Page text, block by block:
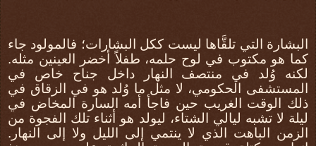
البشارة التي تلقَّاها ليست ككل البشارات؛ فالمولود جاء
كما هو مكتوب في لوح حلمه، طفلاً أخضر العينين مثله.
لكنه وُلد في منتصف النهار داخل جناح خاص في
المستشفى الحكومي، لا مثل ما وُلد هو في الزقاق في
ذلك الوقت الغريب حين فاجأ أمه السارة المخاض في
ليلة لا تشبه ليالي الشتاء، ليولد هو أثناء تلك الفجوة من
الزمن الباهت الذي لا ينتمي إلى الليل ولا إلى النهار.